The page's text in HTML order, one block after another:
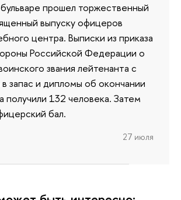
прошел торжественный
выпуску офицеров
центра. Выписки из приказа
Российской Федерации о
звания лейтенанта с
запас и дипломы об окончании
получили 132 человека. Затем
бал.
27 июля